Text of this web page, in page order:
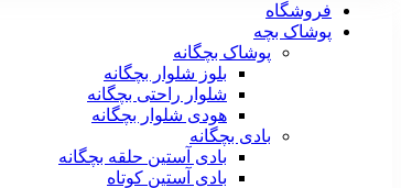
فروشگاه
پوشاک بچه
پوشاک بچگانه
بلوز شلوار بچگانه
شلوار راحتی بچگانه
هودی شلوار بچگانه
بادی بچگانه
بادی آستین حلقه بچگانه
بادی آستین کوتاه